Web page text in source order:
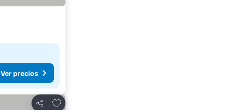
Ver precios
Compartir
Agregar a favoritos